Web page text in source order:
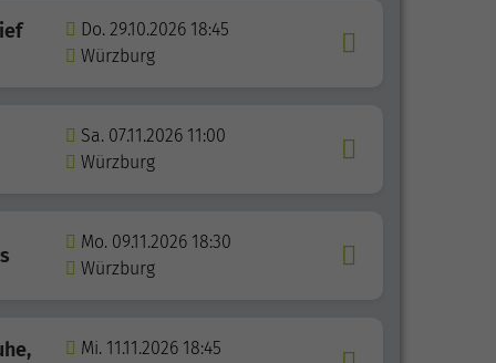
Do. 29.10.2026 18:45
Würzburg
Sa. 07.11.2026 11:00
Würzburg
Mo. 09.11.2026 18:30
Würzburg
Mi. 11.11.2026 18:45